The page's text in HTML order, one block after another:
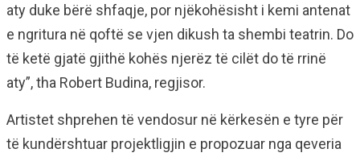
aty duke bërë shfaqje, por njëkohësisht i kemi antenat
e ngritura në qoftë se vjen dikush ta shembi teatrin. Do
të ketë gjatë gjithë kohës njerëz të cilët do të rrinë
aty”, tha Robert Budina, regjisor.
Artistet shprehen të vendosur në kërkesën e tyre për
të kundërshtuar projektligjin e propozuar nga qeveria